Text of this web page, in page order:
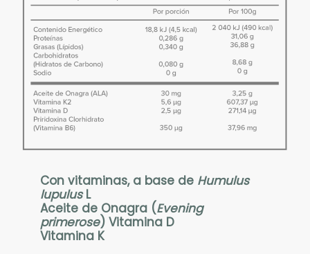
Con vitaminas, a base de Humulus
lupulusL
Aceite de Onagra (Evening
primerose) Vitamina D
Vitamina K